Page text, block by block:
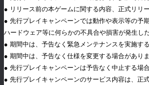
● リリース前の本ゲームに関する内容、正式リリ
● 先行プレイキャンペーンでは動作や表示等の予
ハードウェア等に何らかの不具合や損害が発生し
● 期間中は、予告なく緊急メンテナンスを実施す
● 期間中は、予告なく仕様を変更する場合がありま
● 先行プレイキャンペーンは予告なく中止する場
● 先行プレイキャンペーンのサービス内容は、正